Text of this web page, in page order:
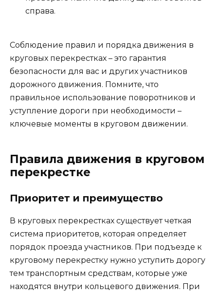
справа.
Соблюдение правил и порядка движения в
круговых перекрестках – это гарантия
безопасности для вас и других участников
дорожного движения. Помните, что
правильное использование поворотников и
уступление дороги при необходимости –
ключевые моменты в круговом движении.
Правила движения в круговом
перекрестке
Приоритет и преимущество
В круговых перекрестках существует четкая
система приоритетов, которая определяет
порядок проезда участников. При подъезде к
круговому перекрестку нужно уступить дорогу
тем транспортным средствам, которые уже
находятся внутри кольцевого движения. При